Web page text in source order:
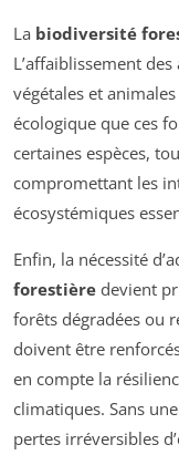
La biodiversité
L’affaiblissement
végétales et
écologique que ces
certaines espèces,
compromettant les
écosystémiques
Enfin, la nécessité
forestière devient
forêts dégradées ou
doivent être
en compte la
climatiques. Sans
pertes irréversibles